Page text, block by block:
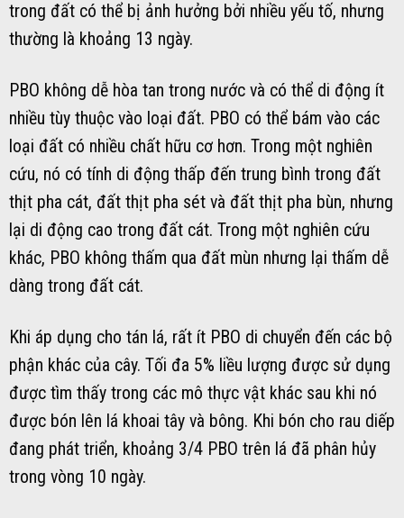
trong đất có thể bị ảnh hưởng bởi nhiều yếu tố, nhưng
thường là khoảng 13 ngày.
PBO không dễ hòa tan trong nước và có thể di động ít
nhiều tùy thuộc vào loại đất. PBO có thể bám vào các
loại đất có nhiều chất hữu cơ hơn. Trong một nghiên
cứu, nó có tính di động thấp đến trung bình trong đất
thịt pha cát, đất thịt pha sét và đất thịt pha bùn, nhưng
lại di động cao trong đất cát. Trong một nghiên cứu
khác, PBO không thấm qua đất mùn nhưng lại thấm dễ
dàng trong đất cát.
Khi áp dụng cho tán lá, rất ít PBO di chuyển đến các bộ
phận khác của cây. Tối đa 5% liều lượng được sử dụng
được tìm thấy trong các mô thực vật khác sau khi nó
được bón lên lá khoai tây và bông. Khi bón cho rau diếp
đang phát triển, khoảng 3/4 PBO trên lá đã phân hủy
trong vòng 10 ngày.